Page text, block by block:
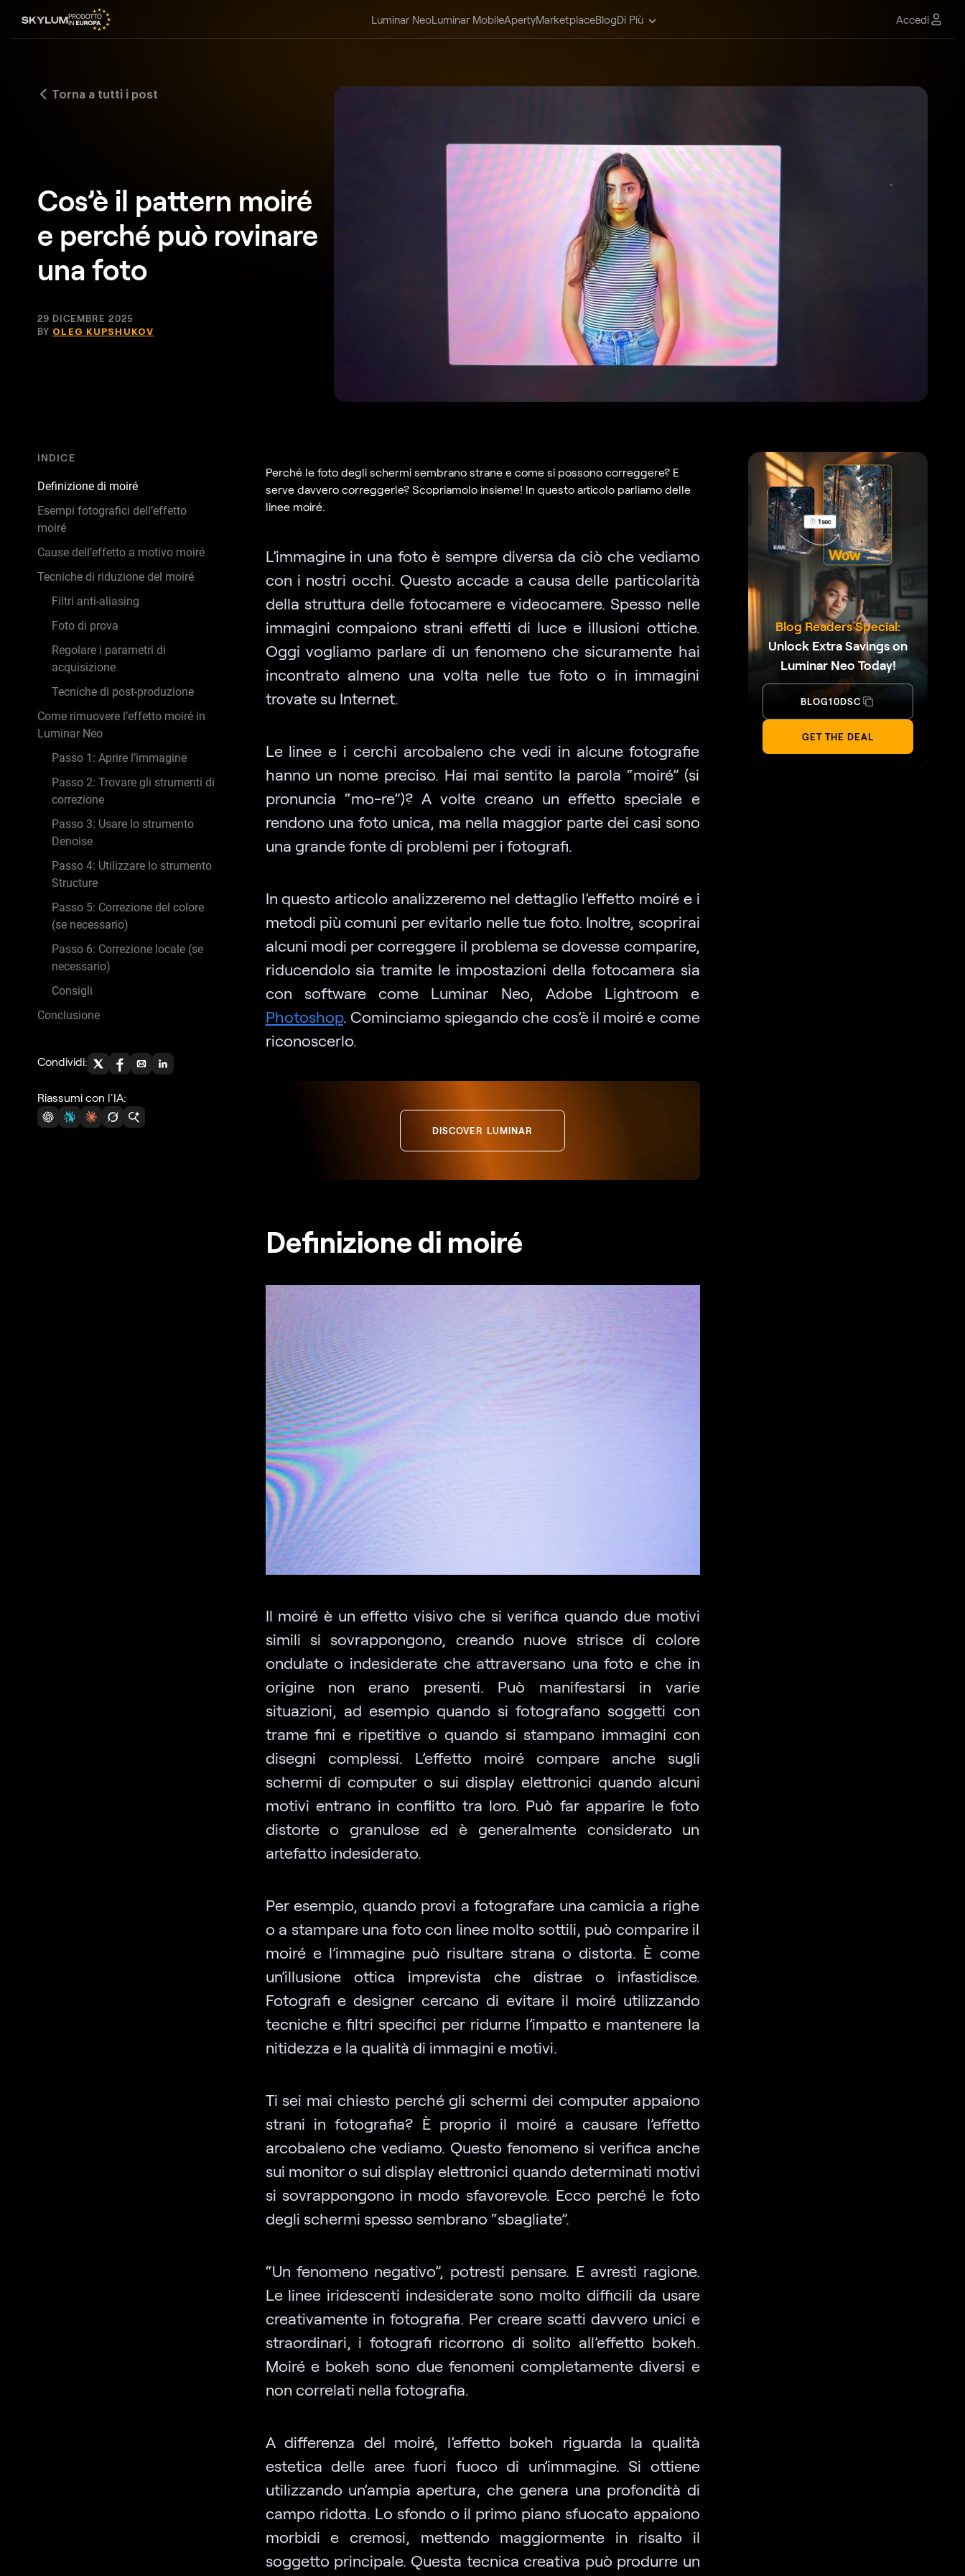
Luminar NeoLuminar MobileApertyMarketplaceBlogDi Più Accedi
Torna a tutti i post
Cos’è il pattern moiré
e perché può rovinare
una foto
29 DICEMBRE 2025
BY OLEG KUPSHUKOV
INDICE
Definizione di moiré
Esempi fotografici dell’effetto
moiré
Cause dell’effetto a motivo moiré
Tecniche di riduzione del moiré
Filtri anti-aliasing
Foto di prova
Regolare i parametri di
acquisizione
Tecniche di post-produzione
Come rimuovere l’effetto moiré in
Luminar Neo
Passo 1: Aprire l’immagine
Passo 2: Trovare gli strumenti di
correzione
Passo 3: Usare lo strumento
Denoise
Passo 4: Utilizzare lo strumento
Structure
Passo 5: Correzione del colore
(se necessario)
Passo 6: Correzione locale (se
necessario)
Consigli
Conclusione
Condividi:
Riassumi con l'IA:
Perché le foto degli schermi sembrano strane e come si possono correggere? E
serve davvero correggerle? Scopriamolo insieme! In questo articolo parliamo delle
linee moiré.
L’immagine in una foto è sempre diversa da ciò che vediamo
con i nostri occhi. Questo accade a causa delle particolarità
della struttura delle fotocamere e videocamere. Spesso nelle
immagini compaiono strani effetti di luce e illusioni ottiche.
Oggi vogliamo parlare di un fenomeno che sicuramente hai
incontrato almeno una volta nelle tue foto o in immagini
trovate su Internet.
Le linee e i cerchi arcobaleno che vedi in alcune fotografie
hanno un nome preciso. Hai mai sentito la parola “moiré” (si
pronuncia “mo-re”)? A volte creano un effetto speciale e
rendono una foto unica, ma nella maggior parte dei casi sono
una grande fonte di problemi per i fotografi.
In questo articolo analizzeremo nel dettaglio l’effetto moiré e i
metodi più comuni per evitarlo nelle tue foto. Inoltre, scoprirai
alcuni modi per correggere il problema se dovesse comparire,
riducendolo sia tramite le impostazioni della fotocamera sia
con software come Luminar Neo, Adobe Lightroom e
Photoshop. Cominciamo spiegando che cos’è il moiré e come
riconoscerlo.
DISCOVER LUMINAR
Definizione di moiré
Il moiré è un effetto visivo che si verifica quando due motivi
simili si sovrappongono, creando nuove strisce di colore
ondulate o indesiderate che attraversano una foto e che in
origine non erano presenti. Può manifestarsi in varie
situazioni, ad esempio quando si fotografano soggetti con
trame fini e ripetitive o quando si stampano immagini con
disegni complessi. L’effetto moiré compare anche sugli
schermi di computer o sui display elettronici quando alcuni
motivi entrano in conflitto tra loro. Può far apparire le foto
distorte o granulose ed è generalmente considerato un
artefatto indesiderato.
Per esempio, quando provi a fotografare una camicia a righe
o a stampare una foto con linee molto sottili, può comparire il
moiré e l’immagine può risultare strana o distorta. È come
un’illusione ottica imprevista che distrae o infastidisce.
Fotografi e designer cercano di evitare il moiré utilizzando
tecniche e filtri specifici per ridurne l’impatto e mantenere la
nitidezza e la qualità di immagini e motivi.
Ti sei mai chiesto perché gli schermi dei computer appaiono
strani in fotografia? È proprio il moiré a causare l’effetto
arcobaleno che vediamo. Questo fenomeno si verifica anche
sui monitor o sui display elettronici quando determinati motivi
si sovrappongono in modo sfavorevole. Ecco perché le foto
degli schermi spesso sembrano “sbagliate”.
“Un fenomeno negativo”, potresti pensare. E avresti ragione.
Le linee iridescenti indesiderate sono molto difficili da usare
creativamente in fotografia. Per creare scatti davvero unici e
straordinari, i fotografi ricorrono di solito all’effetto bokeh.
Moiré e bokeh sono due fenomeni completamente diversi e
non correlati nella fotografia.
A differenza del moiré, l’effetto bokeh riguarda la qualità
estetica delle aree fuori fuoco di un’immagine. Si ottiene
utilizzando un’ampia apertura, che genera una profondità di
campo ridotta. Lo sfondo o il primo piano sfuocato appaiono
morbidi e cremosi, mettendo maggiormente in risalto il
soggetto principale. Questa tecnica creativa può produrre un
Blog Readers Special:
Unlock Extra Savings on
Luminar Neo Today!
BLOG10DSC
GET THE DEAL